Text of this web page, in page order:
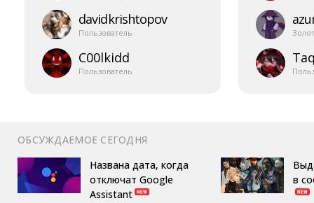
davidkrishtopov
Пользователь
C00lkidd
Пользователь
ОБСУЖДАЕМОЕ СЕГОДНЯ
Названа дата, когда
отключат Google
Assistant
в